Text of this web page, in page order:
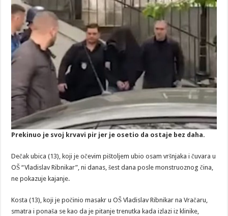
Prekinuo je svoj krvavi pir jer je osetio da ostaje bez daha.
Dečak ubica (13), koji je očevim pištoljem ubio osam vršnjaka i čuvara u
OŠ “Vladislav Ribnikar”, ni danas, šest dana posle monstruoznog čina,
ne pokazuje kajanje.
Kosta (13), koji je počinio masakr u OŠ Vladislav Ribnikar na Vračaru,
smatra i ponaša se kao da je pitanje trenutka kada izlazi iz klinike,